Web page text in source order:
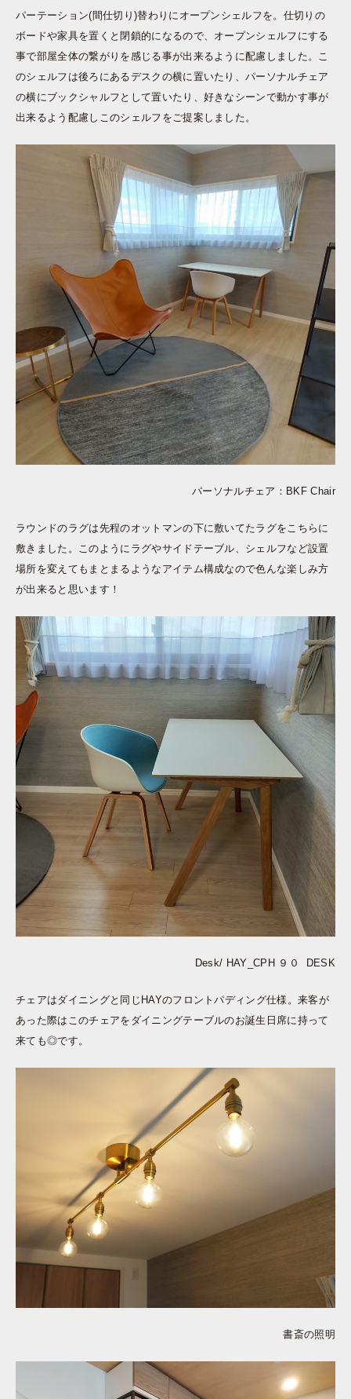
パーテーション(間仕切り)替わりにオープンシェルフを。仕切りの
ボードや家具を置くと閉鎖的になるので、オープンシェルフにする
事で部屋全体の繋がりを感じる事が出来るように配慮しました。こ
のシェルフは後ろにあるデスクの横に置いたり、パーソナルチェア
の横にブックシャルフとして置いたり、好きなシーンで動かす事が
出来るよう配慮しこのシェルフをご提案しました。
パーソナルチェア：BKF Chair
ラウンドのラグは先程のオットマンの下に敷いてたラグをこちらに
敷きました。このようにラグやサイドテーブル、シェルフなど設置
場所を変えてもまとまるようなアイテム構成なので色んな楽しみ方
が出来ると思います！
Desk/ HAY_CPH ９０ DESK
チェアはダイニングと同じHAYのフロントパディング仕様。来客が
あった際はこのチェアをダイニングテーブルのお誕生日席に持って
来ても◎です。
書斎の照明